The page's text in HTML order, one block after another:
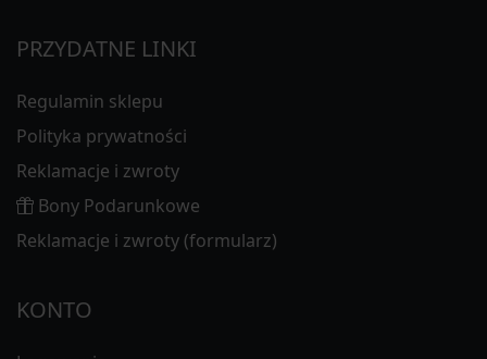
PRZYDATNE LINKI
Regulamin sklepu
Polityka prywatności
Reklamacje i zwroty
Bony Podarunkowe
Reklamacje i zwroty (formularz)
KONTO